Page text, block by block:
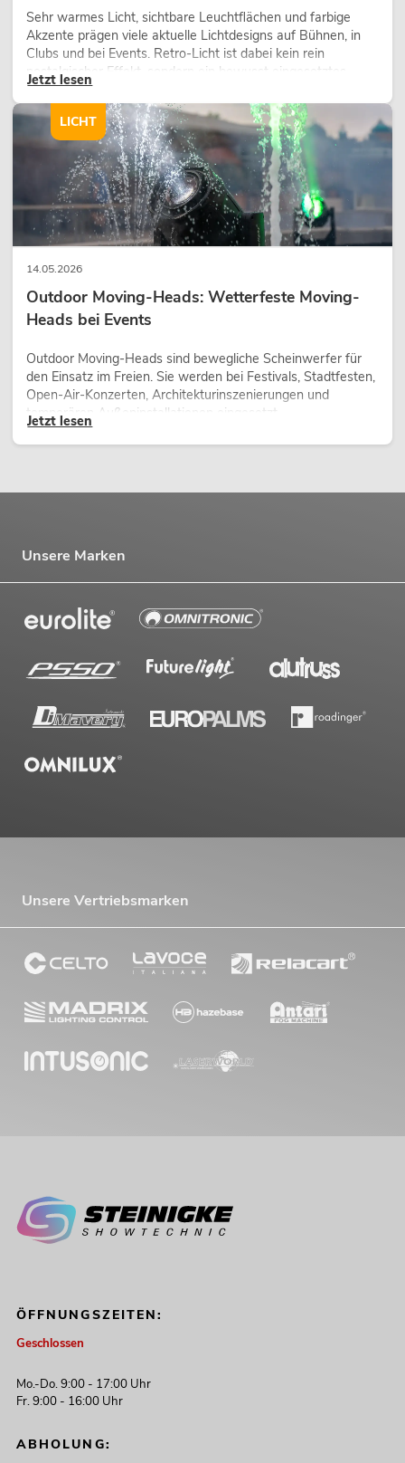
Sehr warmes Licht, sichtbare Leuchtflächen und farbige
Akzente prägen viele aktuelle Lichtdesigns auf Bühnen, in
Clubs und bei Events. Retro-Licht ist dabei kein rein
nostalgischer Effekt, sondern ein bewusst eingesetztes
Gestaltungsmittel: Es schafft Atmosphäre, gibt Szenen
Charakter und kann technische LED-Setups emotionaler
wirken lassen.
Jetzt lesen
14.05.2026
Outdoor Moving-Heads: Wetterfeste Moving-
Heads bei Events
Outdoor Moving-Heads sind bewegliche Scheinwerfer für
den Einsatz im Freien. Sie werden bei Festivals, Stadtfesten,
Open-Air-Konzerten, Architekturinszenierungen und
temporären Außeninstallationen eingesetzt.
Jetzt lesen
LICHT
Unsere Marken
Unsere Vertriebsmarken
ÖFFNUNGSZEITEN:
Geschlossen
Mo.-Do. 9:00 - 17:00 Uhr
Fr. 9:00 - 16:00 Uhr
ABHOLUNG: